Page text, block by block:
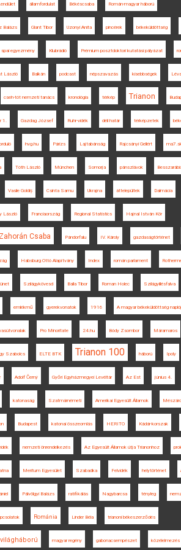
államfordulat Békéscsaba Román-magyar háború
Balázs Glant Tibor Uzonyi Anita pincérek békeküldöttség
spai egyezmény Klubrádió Prémium posztdoktori kutatási pályázat
László Balkán podcast népszavazás kisebbségek Léva
cseh-tót nemzeti tanács kronológia térkép Trianon
Gazdag József Ruhr-vidék déli határ térképzetek
hvg.hu Párizs Lajtabánság Rajcsányi Gellért ma7.sk
Tóth László München Somorja pánszlávok
Vasile Goldiș Csinta Samu Ukrajna áttelepültek Dalmácia
László Franciaország Regional Statistics Hajnal István Kör
Zahorán Csaba Pándorfalu IV. Károly gazdaságtörténet
Habsburg Ottó Alapítvány Index román parlament
Szilágykövesd Balla Tibor Roman Holec Szilágyillésfalva
emlékmű gyerekvonatok 1916 A magyar békeküldöttség
Pro Minoritate 24.hu Bódy Zsombor Máramaros
Szabolcs ELTE BTK Trianon 100 háború Ipoly
Adolf Černý Győri Egyházmegyei Levéltár Az Est június 4.
katonaság Szatmárnémeti Amerikai Egyesült Államok
Budapest katonai összeomlás HERITO Kádár-korszak
nemzeti önrendelkezés Az Egyesült Államok útja Trianonhoz
Meritum Egyesület Szabadka Felvidék helytörténet
Pálvölgyi Balázs ratifikálás Nagybarcsa tényleg
Románia Linder Béla trianoni békeszerződés
magyar regény gabonacsempészet közélelmezés